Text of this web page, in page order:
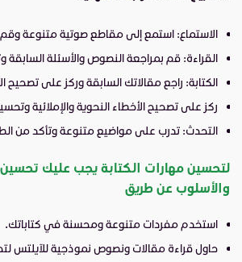
الاستماع: استمع إلى مقاطع صوتية متنوعة
القراءة: قم بمراجعة النصوص والأسئلة السابقة
الكتابة: راجع مقالاتك السابقة وركز على تصحيح
ركز على تصحيح الأخطاء النحوية والإملائية
التحدث: تدرب على مواضيع متنوعة وتأكد من
لتحسين مهارات الكتابة يجب عليك
والأسلوب عن طريق
استخدم مفردات متنوعة ومحسنة في كتاباتك.
حاول قراءة مقالات ونصوص نموذجية للآيلتس